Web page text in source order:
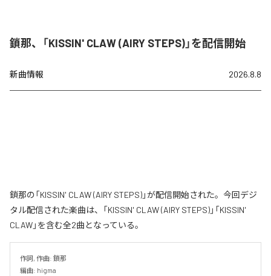
鎖那、「KISSIN' CLAW (AIRY STEPS)」を配信開始
新曲情報 2026.8.8
鎖那の「KISSIN' CLAW (AIRY STEPS)」が配信開始された。今回デジ
タル配信された楽曲は、「KISSIN' CLAW (AIRY STEPS)」「KISSIN'
CLAW」を含む全2曲となっている。
作詞, 作曲: 鎖那
編曲: higma